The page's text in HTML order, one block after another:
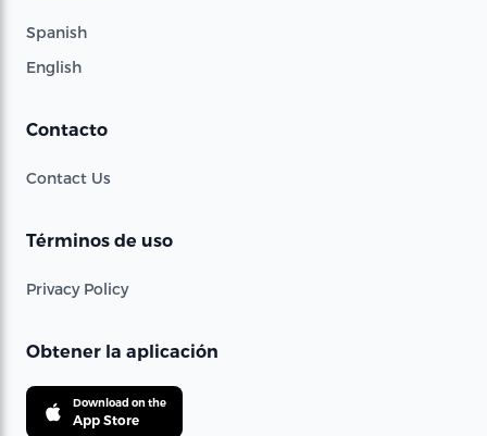
Spanish
English
Contacto
Contact Us
Términos de uso
Privacy Policy
Obtener la aplicación
Download on the
App Store